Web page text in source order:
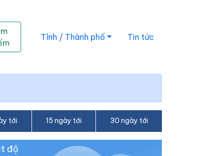
Tỉnh / Thành phố Tin tức
tới 15 ngày tới 30 ngày tới
độ